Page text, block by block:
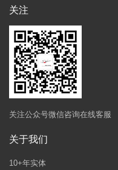
关注
关注公众号微信咨询在线客服
关于我们
10+年实体